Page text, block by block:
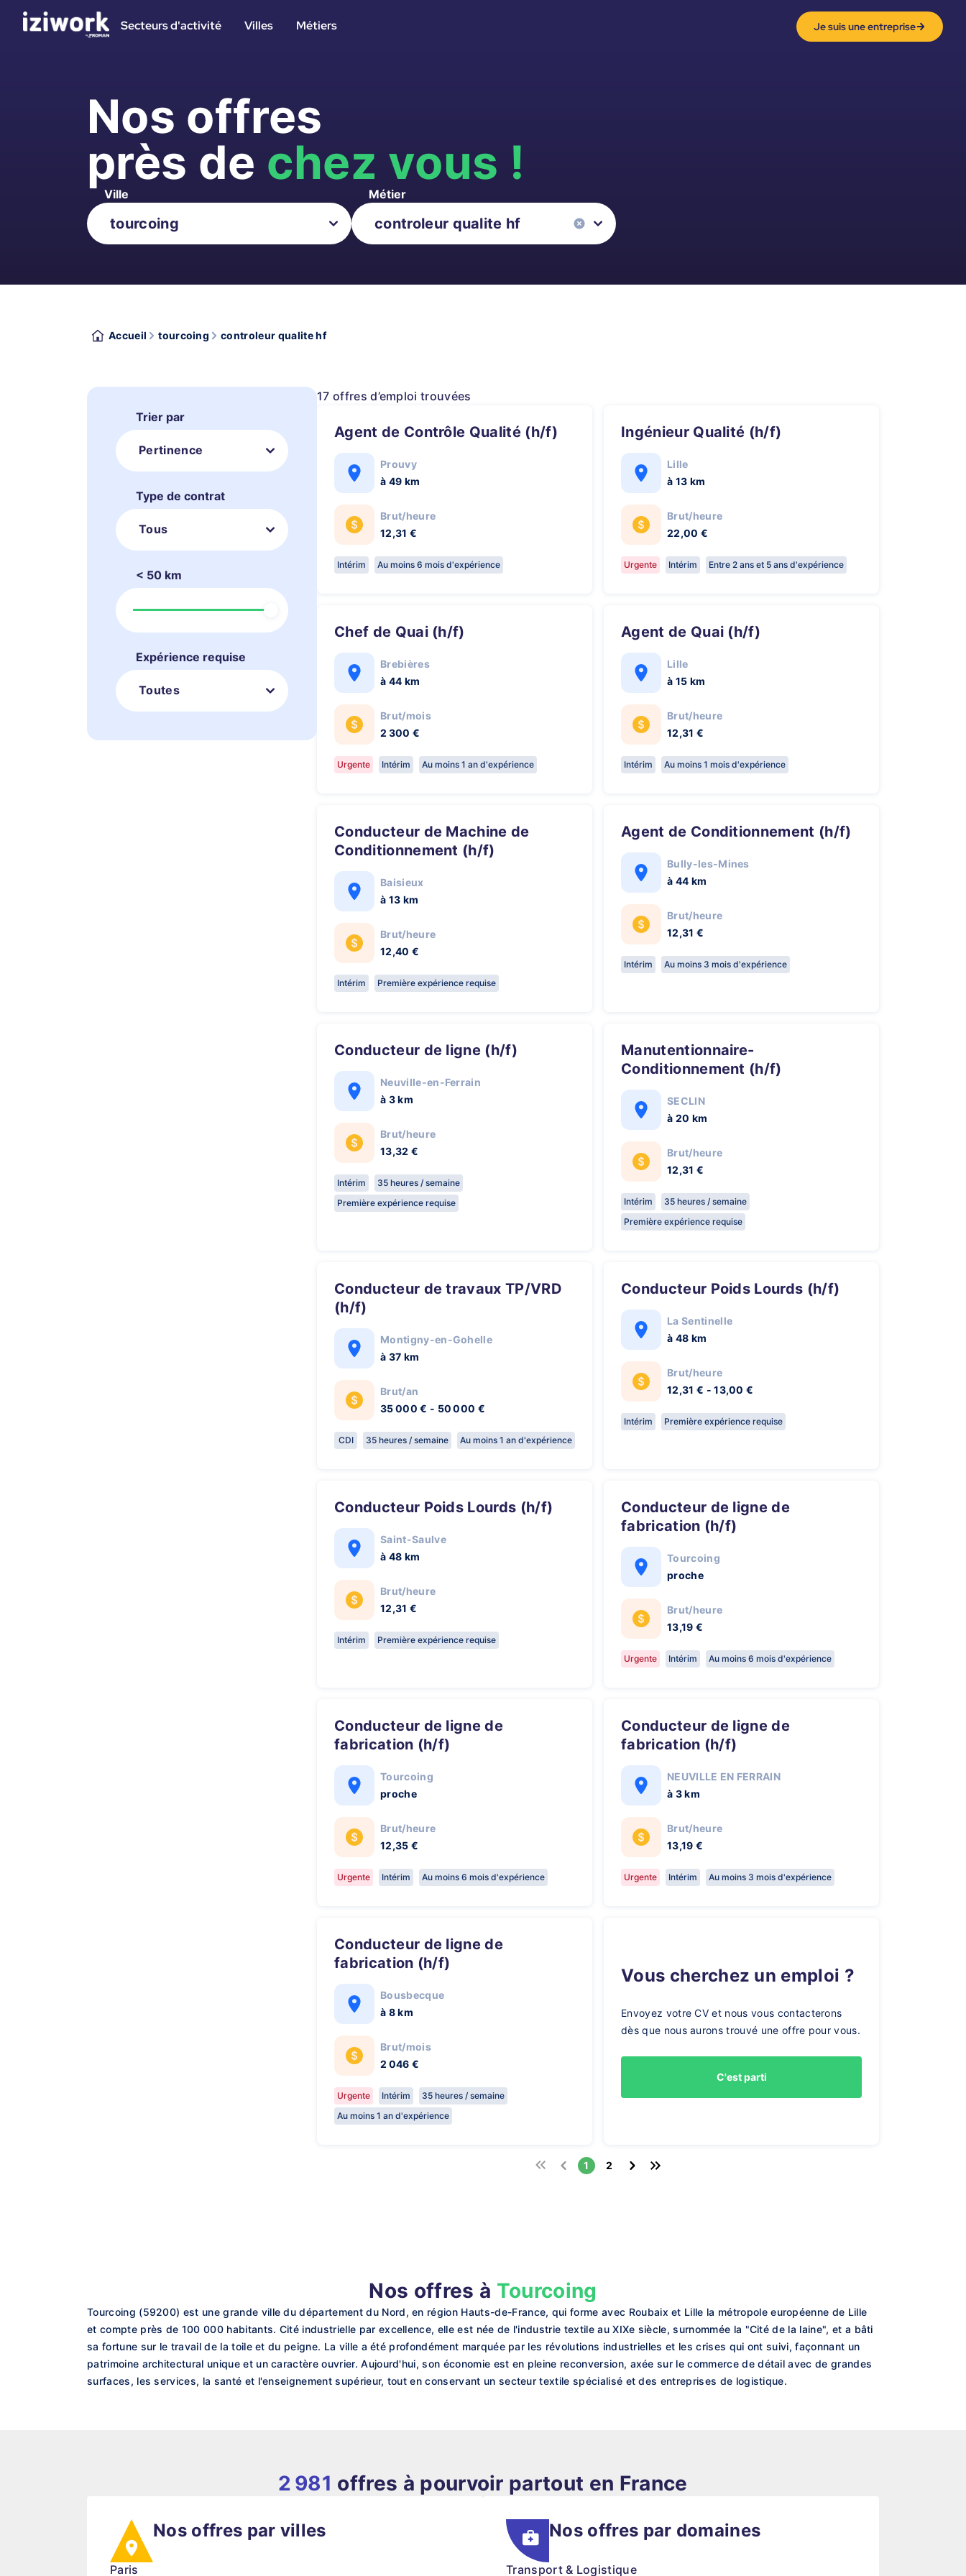
Secteurs d'activité Villes Métiers Je suis une entreprise
Nos offres
près de chez vous !
Ville Métier
Accueil tourcoing controleur qualite hf
Trier par
Pertinence
Type de contrat
Tous
< 50 km
Expérience requise
Toutes
17 offres d’emploi trouvées
Agent de Contrôle Qualité (h/f)
Prouvy
à 49 km
Brut/heure
12,31 €
Intérim Au moins 6 mois d'expérience
Ingénieur Qualité (h/f)
Lille
à 13 km
Brut/heure
22,00 €
Urgente Intérim Entre 2 ans et 5 ans d'expérience
Chef de Quai (h/f)
Brebières
à 44 km
Brut/mois
2 300 €
Urgente Intérim Au moins 1 an d'expérience
Agent de Quai (h/f)
Lille
à 15 km
Brut/heure
12,31 €
Intérim Au moins 1 mois d'expérience
Conducteur de Machine de
Conditionnement (h/f)
Baisieux
à 13 km
Brut/heure
12,40 €
Intérim Première expérience requise
Agent de Conditionnement (h/f)
Bully-les-Mines
à 44 km
Brut/heure
12,31 €
Intérim Au moins 3 mois d'expérience
Conducteur de ligne (h/f)
Neuville-en-Ferrain
à 3 km
Brut/heure
13,32 €
Intérim
35 heures / semaine
Première expérience requise
Manutentionnaire-
Conditionnement (h/f)
SECLIN
à 20 km
Brut/heure
12,31 €
Intérim
35 heures / semaine
Première expérience requise
Conducteur de travaux TP/VRD
(h/f)
Montigny-en-Gohelle
à 37 km
Brut/an
35 000 € - 50 000 €
CDI 35 heures / semaine Au moins 1 an d'expérience
Conducteur Poids Lourds (h/f)
La Sentinelle
à 48 km
Brut/heure
12,31 € - 13,00 €
Intérim Première expérience requise
Conducteur Poids Lourds (h/f)
Saint-Saulve
à 48 km
Brut/heure
12,31 €
Intérim Première expérience requise
Conducteur de ligne de
fabrication (h/f)
Tourcoing
proche
Brut/heure
13,19 €
Urgente Intérim Au moins 6 mois d'expérience
Conducteur de ligne de
fabrication (h/f)
Tourcoing
proche
Brut/heure
12,35 €
Urgente Intérim Au moins 6 mois d'expérience
Conducteur de ligne de
fabrication (h/f)
NEUVILLE EN FERRAIN
à 3 km
Brut/heure
13,19 €
Urgente Intérim Au moins 3 mois d'expérience
Conducteur de ligne de
fabrication (h/f)
Bousbecque
à 8 km
Brut/mois
2 046 €
Urgente Intérim
35 heures / semaine
Au moins 1 an d'expérience
Vous cherchez un emploi ?
Envoyez votre CV et nous vous contacterons
dès que nous aurons trouvé une offre pour vous.
C'est parti
1 2
Nos offres à Tourcoing
Tourcoing (59200) est une grande ville du département du Nord, en région Hauts-de-France, qui forme avec Roubaix et Lille la métropole européenne de Lille
et compte près de 100 000 habitants. Cité industrielle par excellence, elle est née de l'industrie textile au XIXe siècle, surnommée la "Cité de la laine", et a bâti
sa fortune sur le travail de la toile et du peigne. La ville a été profondément marquée par les révolutions industrielles et les crises qui ont suivi, façonnant un
patrimoine architectural unique et un caractère ouvrier. Aujourd'hui, son économie est en pleine reconversion, axée sur le commerce de détail avec de grandes
surfaces, les services, la santé et l'enseignement supérieur, tout en conservant un secteur textile spécialisé et des entreprises de logistique.
2 981 offres à pourvoir partout en France
Nos offres par villes
Paris
Nos offres par domaines
Transport & Logistique